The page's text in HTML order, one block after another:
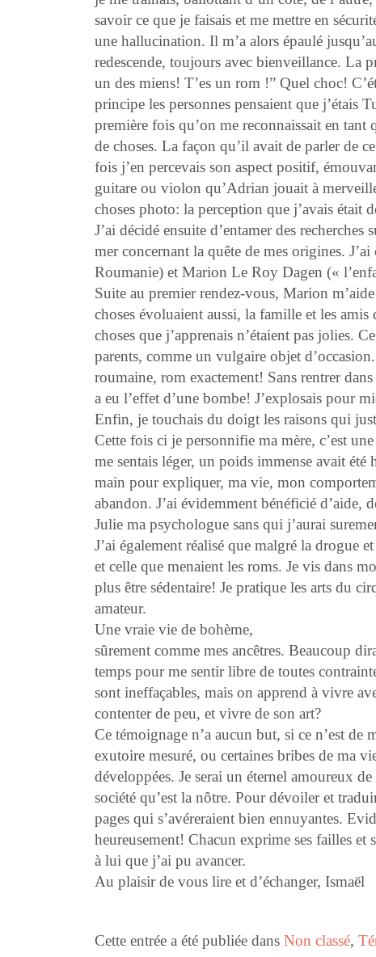
savoir ce que je faisais et me mettre en
une hallucination. Il m’a alors épaulé
redescende, toujours avec bienveillance. La
un des miens! T’es un rom !” Quel choc!
principe les personnes pensaient que j’étais
première fois qu’on me reconnaissait en tant
de choses. La façon qu’il avait de parler de
fois j’en percevais son aspect positif,
guitare ou violon qu’Adrian jouait à
choses photo: la perception que j’avais était
J’ai décidé ensuite d’entamer des
mer concernant la quête de mes origines.
Roumanie) et Marion Le Roy Dagen («
Suite au premier rendez-vous, Marion
choses évoluaient aussi, la famille et les amis
choses que j’apprenais n’étaient pas jolies.
parents, comme un vulgaire objet
roumaine, rom exactement! Sans rentrer
a eu l’effet d’une bombe! J’explosais pour
Enfin, je touchais du doigt les raisons qui
Cette fois ci je personnifie ma mère, c’est
me sentais léger, un poids immense avait été
main pour expliquer, ma vie, mon
abandon. J’ai évidemment bénéficié
Julie ma psychologue sans qui j’aurai
J’ai également réalisé que malgré la
et celle que menaient les roms. Je vis dans
plus être sédentaire! Je pratique les arts du
amateur.
Une vraie vie de bohème,
sûrement comme mes ancêtres. Beaucoup
temps pour me sentir libre de toutes
sont ineffaçables, mais on apprend à vivre
contenter de peu, et vivre de son art?
Ce témoignage n’a aucun but, si ce n’est de
exutoire mesuré, ou certaines bribes de ma
développées. Je serai un éternel amoureux
société qu’est la nôtre. Pour dévoiler et
pages qui s’avéreraient bien ennuyantes.
heureusement! Chacun exprime ses failles et
à lui que j’ai pu avancer.
Au plaisir de vous lire et d’échanger, Ismaël
Cette entrée a été publiée dans Non classé,